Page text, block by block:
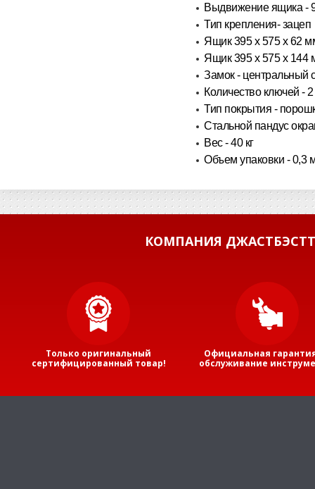
Выдвижение ящика -
Тип крепления- зацеп
Ящик 395 х 575 х 62
Ящик 395 х 575 х 144
Замок - центральный
Количество ключей -
Тип покрытия -
Стальной пандус
Вес - 40 кг
Объем упаковки - 0,3
КОМПАНИЯ
Только оригинальный
сертифицированный товар!
Официальная
обслуживание